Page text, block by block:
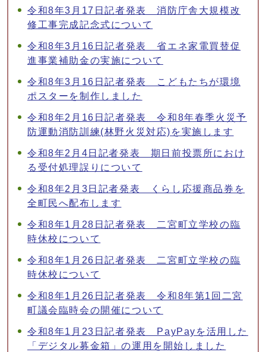
令和8年3月17日記者発表 消防庁舎大規模改
修工事完成記念式について
令和8年3月16日記者発表 省エネ家電買替促
進事業補助金の実施について
令和8年3月16日記者発表 こどもたちが環境
ポスターを制作しました
令和8年2月16日記者発表 令和8年春季火災予
防運動消防訓練(林野火災対応)を実施します
令和8年2月4日記者発表 期日前投票所におけ
る受付処理誤りについて
令和8年2月3日記者発表 くらし応援商品券を
全町民へ配布します
令和8年1月28日記者発表 二宮町立学校の臨
時休校について
令和8年1月26日記者発表 二宮町立学校の臨
時休校について
令和8年1月26日記者発表 令和8年第1回二宮
町議会臨時会の開催について
令和8年1月23日記者発表 PayPayを活用した
「デジタル募金箱」の運用を開始しました